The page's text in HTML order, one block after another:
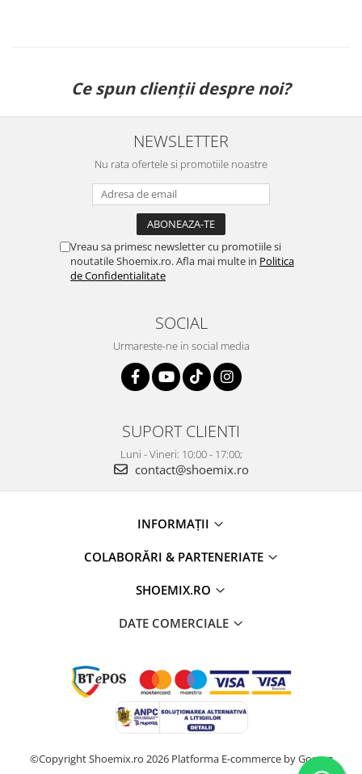
Ce spun clienții despre noi?
NEWSLETTER
Nu rata ofertele si promotiile noastre
Vreau sa primesc newsletter cu promotiile si
noutatile Shoemix.ro. Afla mai multe in Politica
de Confidentialitate
SOCIAL
Urmareste-ne in social media
SUPORT CLIENTI
Luni - Vineri: 10:00 - 17:00;
contact@shoemix.ro
INFORMAȚII
COLABORĂRI & PARTENERIATE
SHOEMIX.RO
DATE COMERCIALE
©Copyright Shoemix.ro 2026 Platforma E-commerce by Gomag